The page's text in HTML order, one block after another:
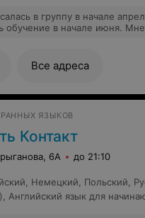
в группу в начале
обучение в начале июня.
Все адреса
ЯЗЫКОВ
Контакт
6А до 21:10
Немецкий Польский
Английский язык для